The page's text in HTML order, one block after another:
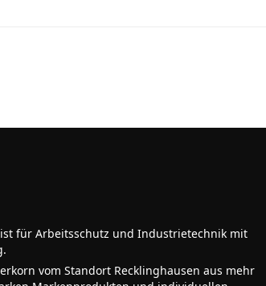
für Arbeitsschutz und Industrietechnik mit
vom Standort Recklinghausen aus mehr